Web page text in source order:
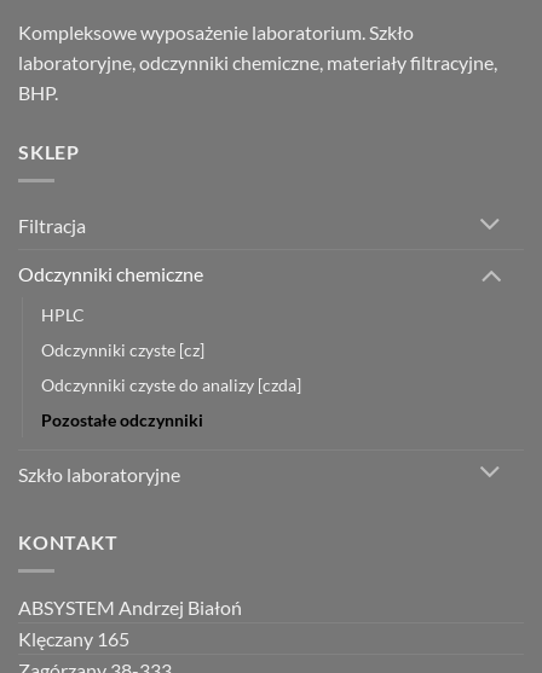
Kompleksowe wyposażenie laboratorium. Szkło
laboratoryjne, odczynniki chemiczne, materiały filtracyjne,
BHP.
SKLEP
Filtracja
Odczynniki chemiczne
HPLC
Odczynniki czyste [cz]
Odczynniki czyste do analizy [czda]
Pozostałe odczynniki
Szkło laboratoryjne
KONTAKT
ABSYSTEM Andrzej Białoń
Klęczany 165